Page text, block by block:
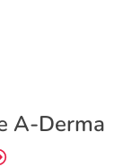
A-Derma